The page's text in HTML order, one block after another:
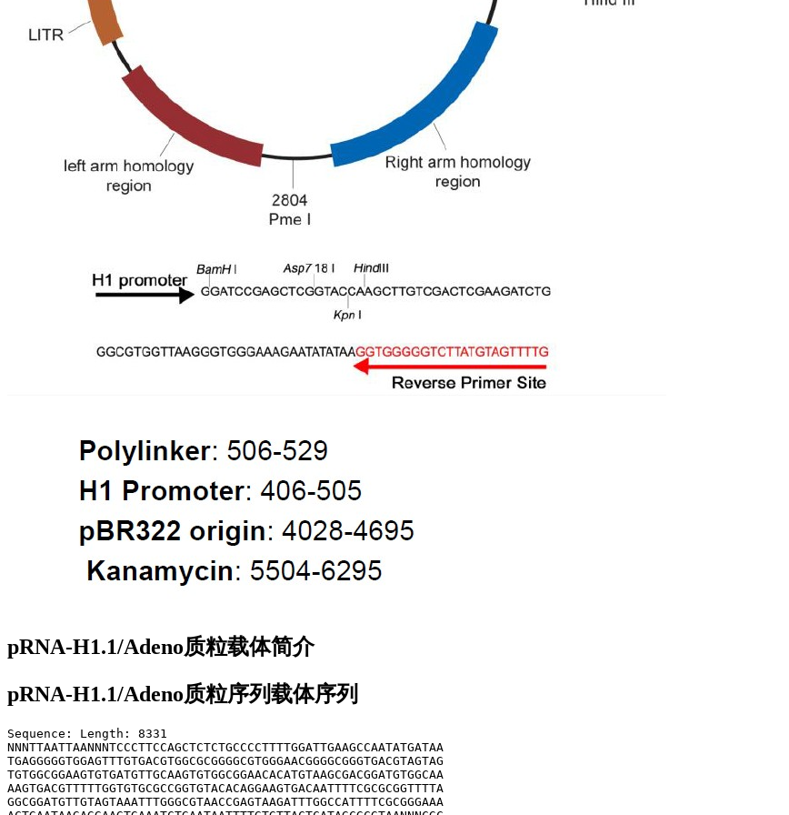
pRNA-H1.1/Adeno质粒载体简介
pRNA-H1.1/Adeno质粒序列载体序列
Sequence: Length: 8331
NNNTTAATTAANNNTCCCTTCCAGCTCTCTGCCCCTTTTGGATTGAAGCCAATATGATAA
TGAGGGGGTGGAGTTTGTGACGTGGCGCGGGGCGTGGGAACGGGGCGGGTGACGTAGTAG
TGTGGCGGAAGTGTGATGTTGCAAGTGTGGCGGAACACATGTAAGCGACGGATGTGGCAA
AAGTGACGTTTTTGGTGTGCGCCGGTGTACACAGGAAGTGACAATTTTCGCGCGGTTTTA
GGCGGATGTTGTAGTAAATTTGGGCGTAACCGAGTAAGATTTGGCCATTTTCGCGGGAAA